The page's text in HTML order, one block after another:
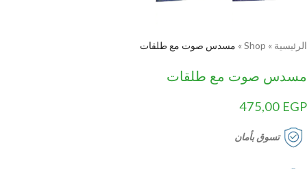
الرئيسية »
Shop
» مسدس صوت مع طلقات
مسدس صوت مع طلقات
475,00 EGP
تسوق بأمان